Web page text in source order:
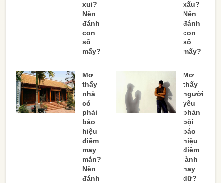
xui?
Nên
đánh
con
số
mấy?
xấu?
Nên
đánh
con
số
mấy?
Mơ
thấy
nhà
có
phải
báo
hiệu
điềm
may
mắn?
Nên
đánh
Mơ
thấy
người
yêu
phản
bội
báo
hiệu
điềm
lành
hay
dữ?